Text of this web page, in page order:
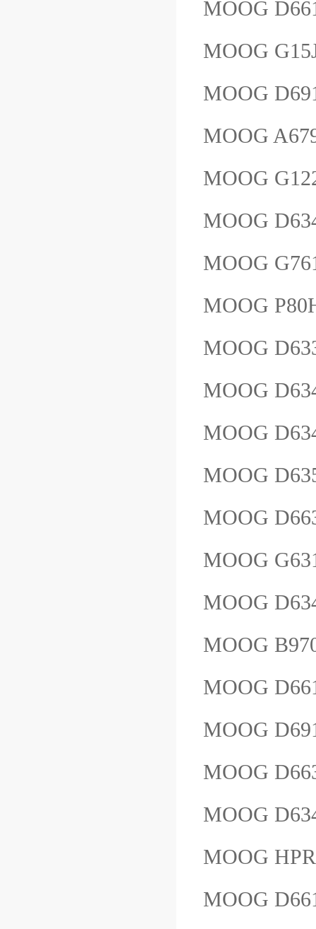
MOOG
MOOG
MOOG
MOOG
MOOG
MOOG
MOOG
MOOG
MOOG
MOOG
MOOG
MOOG
MOOG
MOOG
MOOG
MOOG
MOOG
MOOG
MOOG
MOOG
MOOG
MOOG